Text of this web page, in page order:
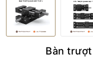
Bàn